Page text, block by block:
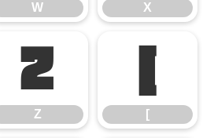
W X
Z
Z
[
[